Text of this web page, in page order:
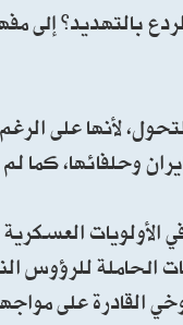
بالتهديد” إلى
لأنها على
وحلفائها، كما لم
الأولويات
الحاملة للرؤوس
القادرة على